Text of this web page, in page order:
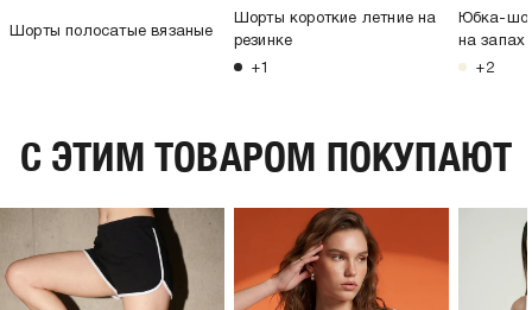
Шорты полосатые вязаные
Шорты короткие летние на
резинке
+1
Юбка-
на запах
+2
C ЭТИМ ТОВАРОМ ПОКУПАЮТ